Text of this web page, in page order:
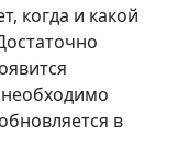
когда и какой
в